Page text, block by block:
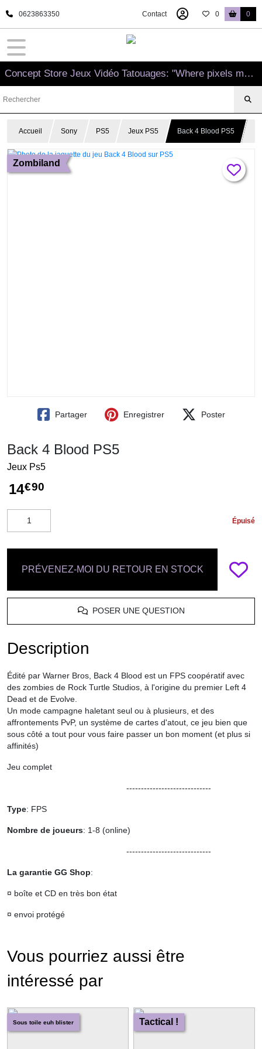
0623863350 Contact 0 0
Concept Store Jeux Vidéo Tatouages: "Where pixels meet needles"
Accueil Sony PS5 Jeux PS5 Back 4 Blood PS5
Zombiland
Partager Enregistrer Poster
Back 4 Blood PS5
Jeux Ps5
14€90
Épuisé
PRÉVENEZ-MOI DU RETOUR EN STOCK
POSER UNE QUESTION
Description
Édité par Warner Bros, Back 4 Blood est un FPS coopératif avec
des zombies de Rock Turtle Studios, à l'origine du premier Left 4
Dead et de Evolve.
Un mode campagne haletant seul ou à plusieurs, et des
affrontements PvP, un système de cartes d'atout, ce jeu bien que
sous côté a tout pour vous faire passer un bon moment (et plus si
affinités)
Jeu complet
-----------------------------
Type: FPS
Nombre de joueurs: 1-8 (online)
-----------------------------
La garantie GG Shop:
¤ boîte et CD en très bon état
¤ envoi protégé
Vous pourriez aussi être
intéressé par
Sous toile euh blister Tactical !